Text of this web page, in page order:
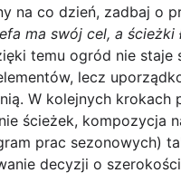
na co dzień, zadbaj o
ma swój cel, a ścieżki
temu ogród nie staje
lecz
W kolejnych krokach
ścieżek, kompozycja
prac sezonowych)
decyzji o